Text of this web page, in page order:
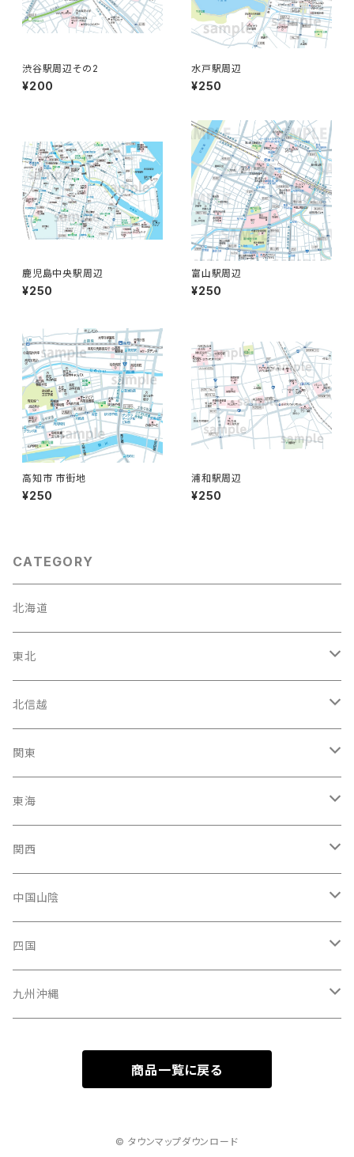
渋谷駅周辺その2
¥200
水戸駅周辺
¥250
鹿児島中央駅周辺
¥250
富山駅周辺
¥250
高知市 市街地
¥250
浦和駅周辺
¥250
CATEGORY
北海道
東北
宮城県
岩手県
福島県
青森県
秋田県
山形県
北信越
石川県
富山駅
新潟県
長野県
福井県
関東
東京都
神奈川県
千葉県
埼玉県
茨城県
東海
愛知県
静岡県
三重県
岐阜県
関西
大阪府
京都府
兵庫県
中国山陰
広島県
岡山県
四国
高知県
九州沖縄
商品一覧に戻る
© タウンマップダウンロード